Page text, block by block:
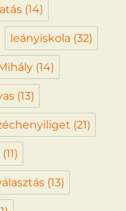
(14)
leányiskola (32)
(14)
(13)
(21)
(11)
(13)